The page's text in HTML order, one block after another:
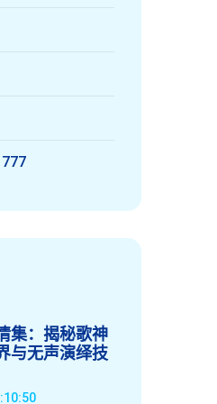
集：揭秘歌神
与无声演绎技